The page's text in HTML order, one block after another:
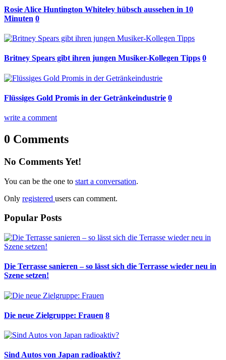
Rosie Alice Huntington Whiteley hübsch aussehen in 10
Minuten 0
Britney Spears gibt ihren jungen Musiker-Kollegen Tipps 0
Flüssiges Gold Promis in der Getränkeindustrie 0
write a comment
0 Comments
No Comments Yet!
You can be the one to start a conversation.
Only registered users can comment.
Popular Posts
Die Terrasse sanieren – so lässt sich die Terrasse wieder neu in
Szene setzen!
Die neue Zielgruppe: Frauen 8
Sind Autos von Japan radioaktiv?